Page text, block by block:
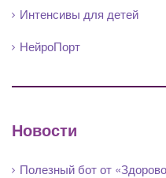
Интенсивы для детей
НейроПорт
Новости
Полезный бот от